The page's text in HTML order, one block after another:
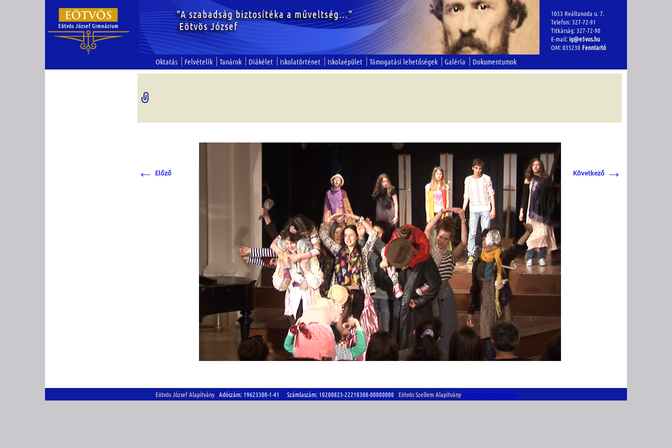
1053 Reáltanoda u. 7.
Telefon: 327-72-91
Titkárság: 327-72-90
E-mail: ig@e5vos.hu
OM: 035230 Fenntartó
Oktatás Felvételik Tanárok Diákélet Iskolatörténet Iskolaépület Támogatási lehetőségek Galéria Dokumentumok
← Előző Következő →
Eötvös József Alapítvány Adószám: 19623300-1-41 Számlaszám: 10200823-22218308-00000000 Eötvös Szellem Alapítvány Honlap és információk